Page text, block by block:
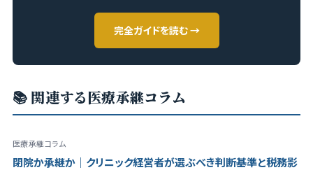
完全ガイドを読む →
📚 関連する医療承継コラム
医療承継コラム
閉院か承継か｜クリニック経営者が選ぶべき判断基準と税務影